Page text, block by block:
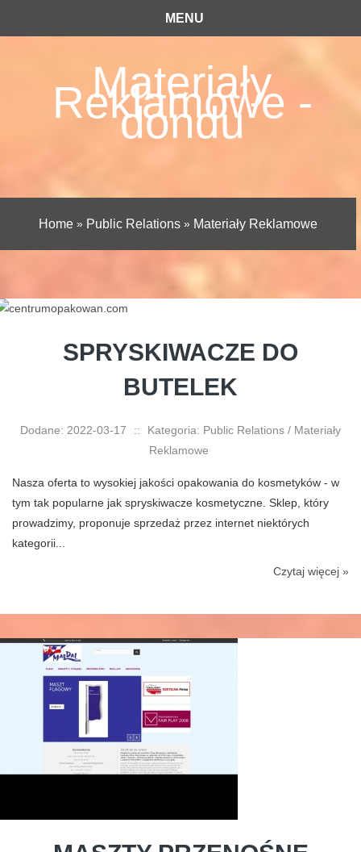
MENU
Materiały
Reklamowe -
dondu
Home » Public Relations » Materiały Reklamowe
SPRYSKIWACZE DO
BUTELEK
Dodane: 2022-03-17 ::
Kategoria: Public Relations / Materiały
Reklamowe
Nasza oferta to wysokiej jakości opakowania do kosmetyków - w
tym tak popularne jak spryskiwacze kosmetyczne. Sklep, który
prowadzimy, proponuje sprzedaż przez internet niektórych
kategorii...
Czytaj więcej »